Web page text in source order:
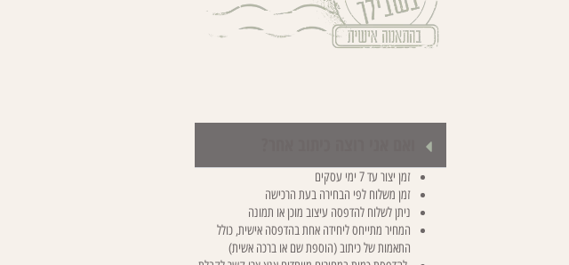
זמן יצור עד 7 ימי עסקים
זמן משלוח לפי הבחירה בעת הרכישה
ניתן לשלוח להדפסה עיצוב מוכן או תמונה
המחיר מתייחס ליחידה אחת בהדפסה אישית, כולל
התאמות של כיתוב (הוספת שם או ברכה אשית)